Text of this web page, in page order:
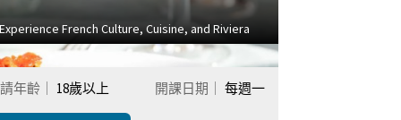
French Culture, Cuisine, and Riviera
年齡｜ 18歲以上 開課日期｜ 每週一